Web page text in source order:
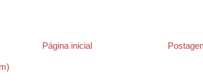
Página inicial